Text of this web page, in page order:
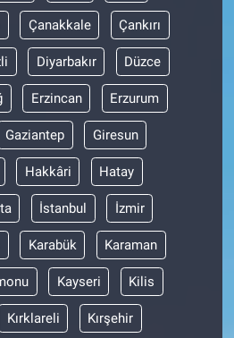
Çanakkale Çankırı
Diyarbakır Düzce
Erzincan Erzurum
Gaziantep Giresun
Hakkâri Hatay
İstanbul İzmir
Karabük Karaman
Kayseri Kilis
Kırklareli Kırşehir